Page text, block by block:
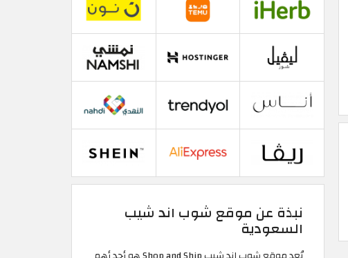
نبذة عن موقع شوب اند شيب
السعودية